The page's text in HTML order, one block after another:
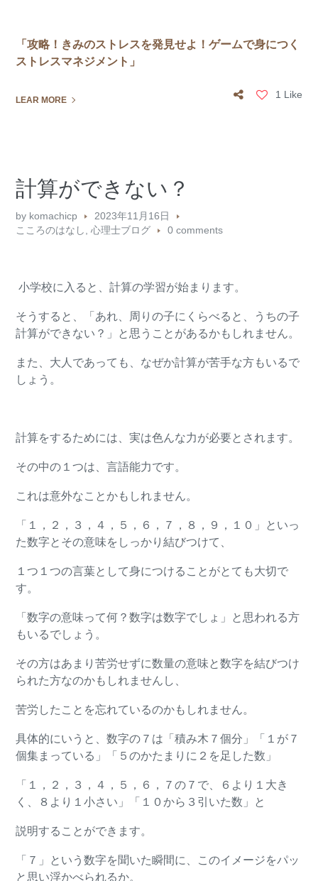
「攻略！きみのストレスを発見せよ！ゲームで身につく
ストレスマネジメント」
LEAR MORE 1 Like
計算ができない？
by komachicp
2023年11月16日
こころのはなし
,心理士ブログ 0 comments
小学校に入ると、計算の学習が始まります。
そうすると、「あれ、周りの子にくらべると、うちの子
計算ができない？」と思うことがあるかもしれません。
また、大人であっても、なぜか計算が苦手な方もいるで
しょう。
計算をするためには、実は色んな力が必要とされます。
その中の１つは、言語能力です。
これは意外なことかもしれません。
「１，２，３，４，５，６，７，８，９，１０」といっ
た数字とその意味をしっかり結びつけて、
１つ１つの言葉として身につけることがとても大切で
す。
「数字の意味って何？数字は数字でしょ」と思われる方
もいるでしょう。
その方はあまり苦労せずに数量の意味と数字を結びつけ
られた方なのかもしれませんし、
苦労したことを忘れているのかもしれません。
具体的にいうと、数字の７は「積み木７個分」「１が７
個集まっている」「５のかたまりに２を足した数」
「１，２，３，４，５，６，７の７で、６より１大き
く、８より１小さい」「１０から３引いた数」と
説明することができます。
「７」という数字を聞いた瞬間に、このイメージをパッ
と思い浮かべられるか。